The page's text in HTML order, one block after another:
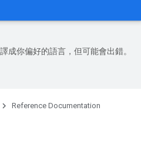
成你偏好的語言，但可能會出錯。
Reference Documentation